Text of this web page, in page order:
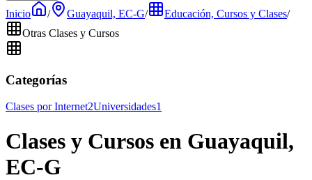
Inicio
/ Guayaquil, EC-G/ Educación, Cursos y Clases/
Otras Clases y Cursos
Categorías
Clases por Internet2Universidades1
Clases y Cursos en Guayaquil,
EC-G